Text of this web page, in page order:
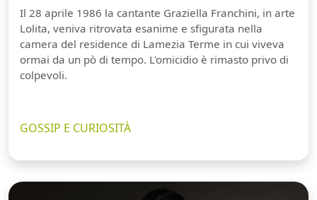
Il 28 aprile 1986 la cantante Graziella Franchini, in arte
Lolita, veniva ritrovata esanime e sfigurata nella
camera del residence di Lamezia Terme in cui viveva
ormai da un pò di tempo. L'omicidio è rimasto privo di
colpevoli.
GOSSIP E CURIOSITÀ